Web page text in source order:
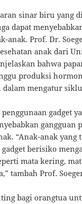
sinar biru yang
dapat
anak. Prof. Dr.
anak dari
bahwa
produksi
dalam mengatur
gadget
gangguan
“Anak-anak yang
berisiko
mata kering,
tambah Prof.
bagi orangtua